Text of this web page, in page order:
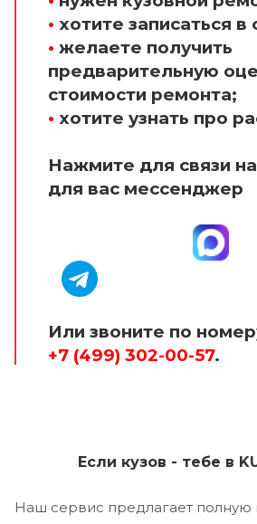
• хотите записаться в
• желаете получить
предварительную
стоимости ремонта;
• хотите узнать про
Нажмите для связи
для вас мессенджер
Или звоните по
+7 (499) 302-00-57.
Если кузов - тебе в
Наш сервис предлагает полную